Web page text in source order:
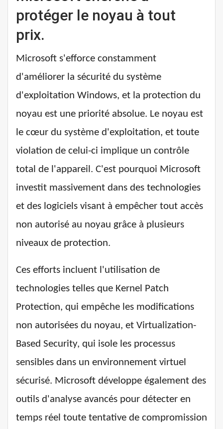
protéger le noyau à tout
prix.
Microsoft s'efforce constamment
d'améliorer la sécurité du système
d'exploitation Windows, et la protection du
noyau est une priorité absolue. Le noyau est
le cœur du système d'exploitation, et toute
violation de celui-ci implique un contrôle
total de l'appareil. C'est pourquoi Microsoft
investit massivement dans des technologies
et des logiciels visant à empêcher tout accès
non autorisé au noyau grâce à plusieurs
niveaux de protection.
Ces efforts incluent l'utilisation de
technologies telles que Kernel Patch
Protection, qui empêche les modifications
non autorisées du noyau, et Virtualization-
Based Security, qui isole les processus
sensibles dans un environnement virtuel
sécurisé. Microsoft développe également des
outils d'analyse avancés pour détecter en
temps réel toute tentative de compromission